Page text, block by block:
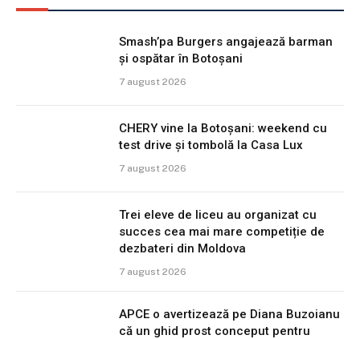
Smash’pa Burgers angajează barman
și ospătar în Botoșani
7 august 2026
CHERY vine la Botoșani: weekend cu
test drive și tombolă la Casa Lux
7 august 2026
Trei eleve de liceu au organizat cu
succes cea mai mare competiție de
dezbateri din Moldova
7 august 2026
APCE o avertizează pe Diana Buzoianu
că un ghid prost conceput pentru